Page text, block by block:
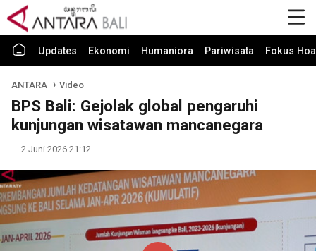
Updates Ekonomi Humaniora Pariwisata Fokus
ANTARA Video
BPS Bali: Gejolak global pengaruhi
kunjungan wisatawan mancanegara
2 Juni 2026 21:12